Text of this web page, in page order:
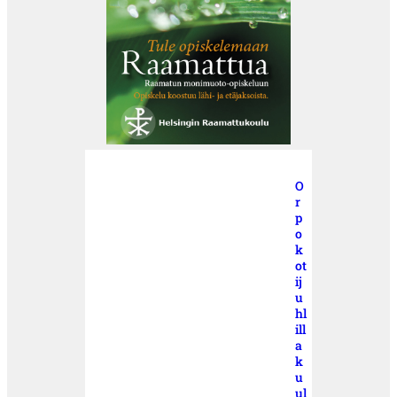
O
r
p
o
k
ot
ij
u
hl
ill
a
k
u
ul